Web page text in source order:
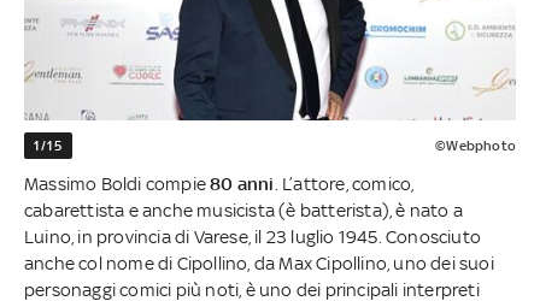
1/15 ©Webphoto
Massimo Boldi compie80 anni . L’attore, comico,
cabarettista e anche musicista (è batterista), è nato a
Luino, in provincia di Varese, il 23 luglio 1945. Conosciuto
anche col nome di Cipollino, da Max Cipollino, uno dei suoi
personaggi comici più noti, è uno dei principali interpreti